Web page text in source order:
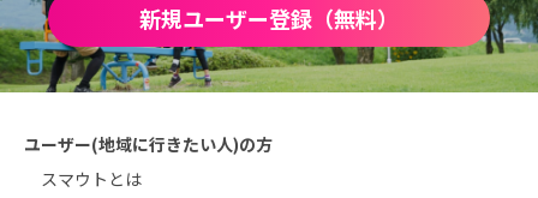
新規ユーザー登録（無料）
ユーザー(地域に行きたい人)の方
スマウトとは